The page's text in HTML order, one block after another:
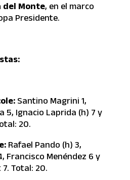
del Monte, en el marco
Presidente.
Santino Magrini 1,
5, Ignacio Laprida (h) 7 y
20.
Rafael Pando (h) 3,
Francisco Menéndez 6 y
Total: 20.